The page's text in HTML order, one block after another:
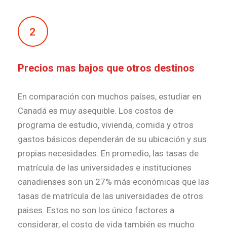
2
Precios mas bajos que otros destinos
En comparación con muchos países, estudiar en
Canadá es muy asequible. Los costos de
programa de estudio, vivienda, comida y otros
gastos básicos dependerán de su ubicación y sus
propias necesidades. En promedio, las tasas de
matrícula de las universidades e instituciones
canadienses son un 27% más económicas que las
tasas de matrícula de las universidades de otros
paises. Estos no son los único factores a
considerar, el costo de vida también es mucho